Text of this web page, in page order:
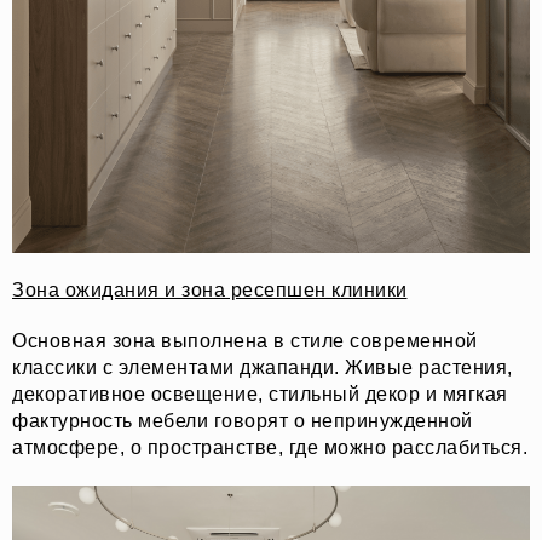
Зона ожидания и зона ресепшен клиники
Основная зона выполнена в стиле современной
классики с элементами джапанди. Живые растения,
декоративное освещение, стильный декор и мягкая
фактурность мебели говорят о непринужденной
атмосфере, о пространстве, где можно расслабиться.